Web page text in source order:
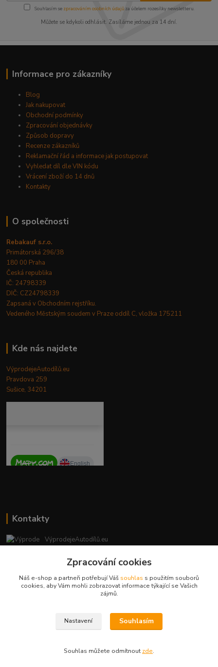
Souhlasím se zpracováním osobních údajůza účelem rozesílky newsletteru.
Můžete se kdykoli odhlásit. Zasíláme jednou za 14 dní.
Informace pro zákazníky
Blog
Jak nakupovat
Obchodní podmínky
Zpracování objednávky
Způsob dopravy
Recenze zákazníků
Reklamační řád a informace jak postupovat
Vyhledat díl dle VIN kódu
Vrácení zboží do 14 dnů
Kontakty
O společnosti
Rebakauf s.r.o.
Primátorská 296/38
180 00 Praha
Česká republika
IČ: 24798339
DIČ: CZ24798339
Zapsaná v Obchodním rejstříku.
Vedeného Městským soudem v Praze oddíl C, vložka 175211
Kde nás najdete
VýprodejeAutodílů.eu
Pravdova 259
Sušice, 34201
Kontakty
VýprodejeAutodílů.eu
+420 792 217 851
(Po-Pá, 9-16 hod.)
vyprodejeautodilu@centrum.cz
Copyright © 2023 - vyprodejeautodilu.eu
Zpracování cookies
Náš e-shop a partneři potřebují Váš souhlas s použitím souborů
cookies, aby Vám mohli zobrazovat informace týkající se Vašich
zájmů.
Nastavení Souhlasím
Souhlas můžete odmítnout zde.